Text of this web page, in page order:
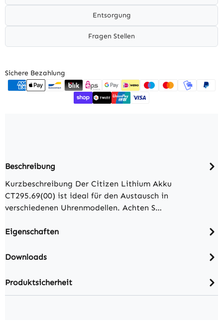
Entsorgung
Fragen Stellen
Sichere Bezahlung
Beschreibung
Kurzbeschreibung Der Citizen Lithium Akku
CT295.69(00) ist ideal für den Austausch in
verschiedenen Uhrenmodellen. Achten S…
Eigenschaften
Downloads
Produktsicherheit